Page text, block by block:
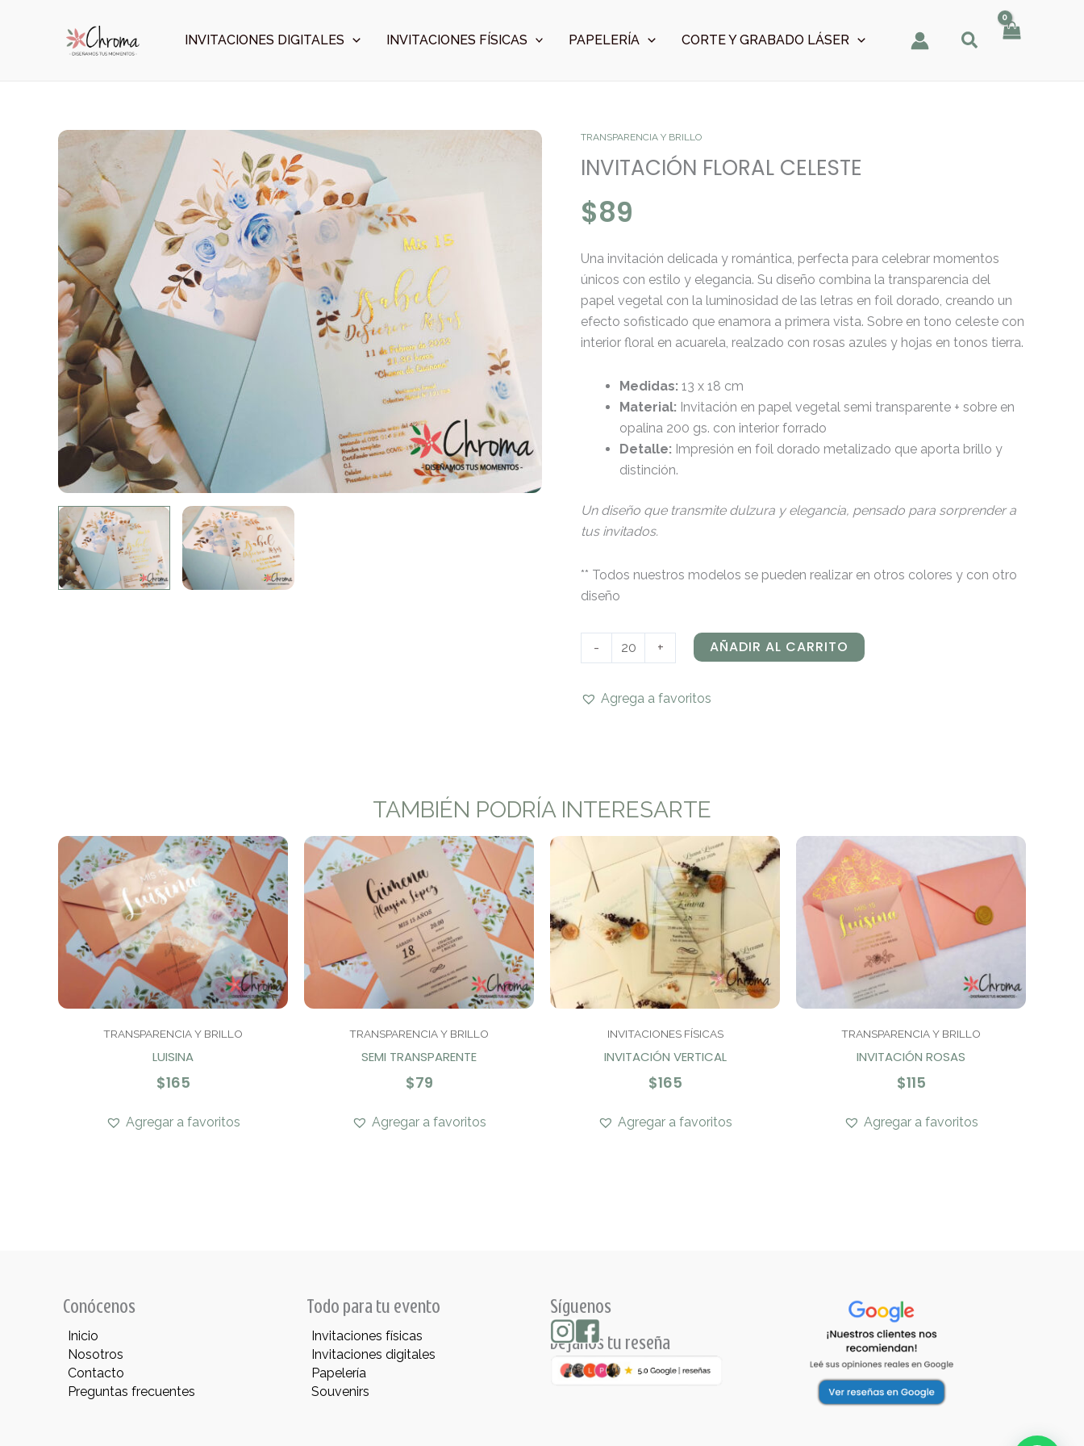
INVITACIONES DIGITALES INVITACIONES FÍSICAS PAPELERÍA CORTE Y GRABADO LÁSER
TRANSPARENCIA Y BRILLO
INVITACIÓN FLORAL CELESTE
$89
Una invitación delicada y romántica, perfecta para celebrar momentos
únicos con estilo y elegancia. Su diseño combina la transparencia del
papel vegetal con la luminosidad de las letras en foil dorado, creando un
efecto sofisticado que enamora a primera vista. Sobre en tono celeste con
interior floral en acuarela, realzado con rosas azules y hojas en tonos tierra.
Medidas: 13 x 18 cm
Material: Invitación en papel vegetal semi transparente + sobre en
opalina 200 gs. con interior forrado
Detalle: Impresión en foil dorado metalizado que aporta brillo y
distinción.
Un diseño que transmite dulzura y elegancia, pensado para sorprender a
tus invitados.
** Todos nuestros modelos se pueden realizar en otros colores y con otro
diseño
-
INVITACIÓN
FLORAL
cantidad
+ AÑADIR AL CARRITO
Agrega a favoritos
TAMBIÉN PODRÍA INTERESARTE
TRANSPARENCIA Y BRILLO
LUISINA
$165
Agregar a favoritos
TRANSPARENCIA Y BRILLO
SEMI TRANSPARENTE
$79
Agregar a favoritos
INVITACIONES FÍSICAS
INVITACIÓN VERTICAL
$165
Agregar a favoritos
TRANSPARENCIA Y BRILLO
INVITACIÓN ROSAS
$115
Agregar a favoritos
Conócenos
Inicio
Nosotros
Contacto
Preguntas frecuentes
Todo para tu evento
Invitaciones físicas
Invitaciones digitales
Papelería
Souvenirs
Síguenos
Déjanos tu reseña